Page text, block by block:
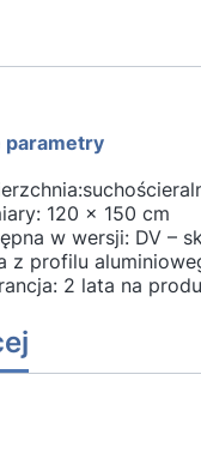
parametry
120 x 150 cm
w wersji: DV –
z profilu
2 lata na